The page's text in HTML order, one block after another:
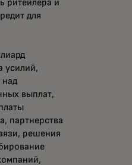
ритейлера и
для
усилий,
над
выплат,
партнерства
решения